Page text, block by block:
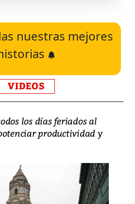
nuestras mejores
VIDEOS
los días feriados al
productividad y